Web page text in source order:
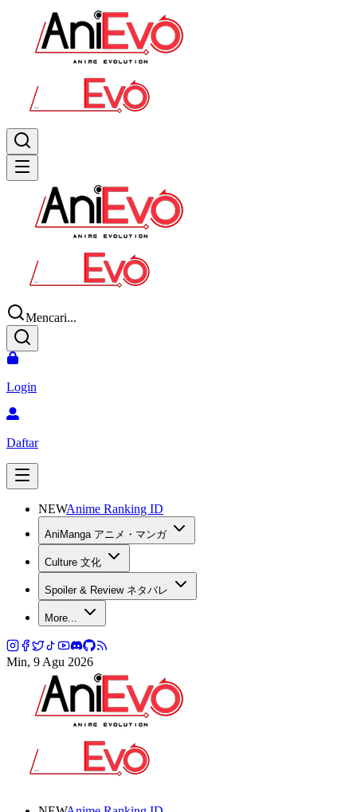
Mencari...
Login
Daftar
NEWAnime Ranking ID
AniManga アニメ・マンガ
Culture 文化
Spoiler & Review ネタバレ
More...
Min, 9 Agu 2026